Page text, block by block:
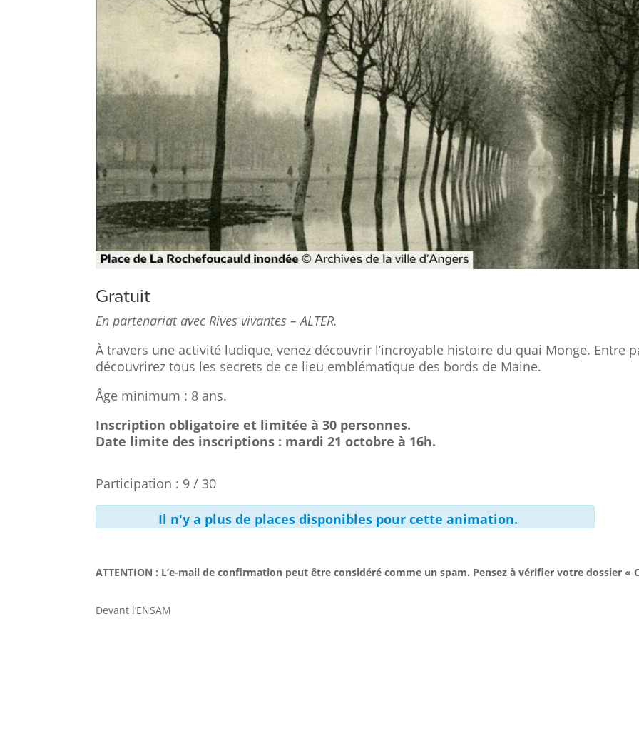
Gratuit
En partenariat avec Rives vivantes – ALTER.
À travers une activité ludique, venez découvrir l’incroyable histoire du quai Monge. Entre
découvrirez tous les secrets de ce lieu emblématique des bords de Maine.
Âge minimum : 8 ans.
Inscription obligatoire et limitée à 30 personnes.
Date limite des inscriptions : mardi 21 octobre à 16h.
Participation : 9 / 30
Il n'y a plus de places disponibles pour cette animation.
ATTENTION : L’e-mail de confirmation peut être considéré comme un spam. Pensez à vérifier votre dossier «
Devant l’ENSAM